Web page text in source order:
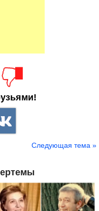
Следующая тема »